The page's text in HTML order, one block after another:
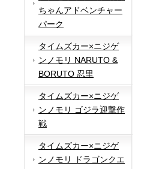
ちゃんアドベンチャー
パーク
タイムズカー×ニジゲ
ンノモリ NARUTO &
BORUTO 忍里
タイムズカー×ニジゲ
ンノモリ ゴジラ迎撃作
戦
タイムズカー×ニジゲ
ンノモリ ドラゴンクエ